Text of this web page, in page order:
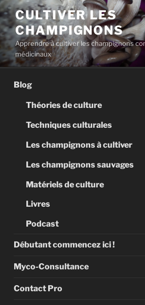
Aller
au
contenu
principal
CULTIVER LES
CHAMPIGNONS
Apprendre à cultiver les champignons
médicinaux
Blog
Théories de culture
Techniques culturales
Les champignons à cultiver
Les champignons sauvages
Matériels de culture
Livres
Podcast
Débutant commencez ici !
Myco-Consultance
Contact Pro